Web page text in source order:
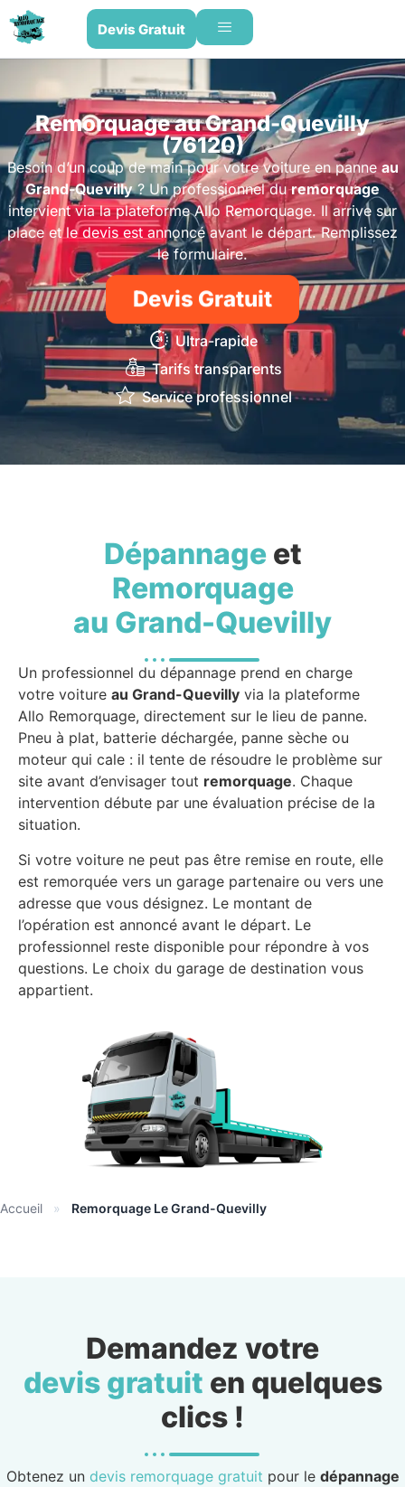
Devis Gratuit
Remorquage au Grand-Quevilly
(76120)
Besoin d’un coup de main pour votre voiture en panneau
Grand-Quevilly? Un professionnel duremorquage
intervient via la plateforme Allo Remorquage. Il arrive sur
place et le devis est annoncé avant le départ. Remplissez
le formulaire.
Devis Gratuit
Ultra-rapide
Tarifs transparents
Service professionnel
Dépannageet
Remorquage
au Grand-Quevilly
Un professionnel du dépannage prend en charge
votre voiture au Grand-Quevilly via la plateforme
Allo Remorquage, directement sur le lieu de panne.
Pneu à plat, batterie déchargée, panne sèche ou
moteur qui cale : il tente de résoudre le problème sur
site avant d’envisager tout remorquage. Chaque
intervention débute par une évaluation précise de la
situation.
Si votre voiture ne peut pas être remise en route, elle
est remorquée vers un garage partenaire ou vers une
adresse que vous désignez. Le montant de
l’opération est annoncé avant le départ. Le
professionnel reste disponible pour répondre à vos
questions. Le choix du garage de destination vous
appartient.
Accueil » Remorquage Le Grand-Quevilly
Demandez votre
devis gratuit en quelques
clics !
Obtenez un devis remorquage gratuit pour le dépannage